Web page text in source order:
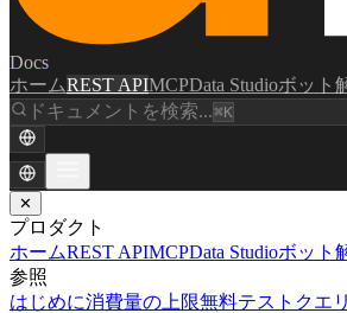
Docs
ホームREST APIMCPData Studioボット
ドキュメントを検索...⌘K
✕
プロダクト
ホームREST APIMCPData Studioボット
参照
はじめに消費量の上限無料テストクエリ